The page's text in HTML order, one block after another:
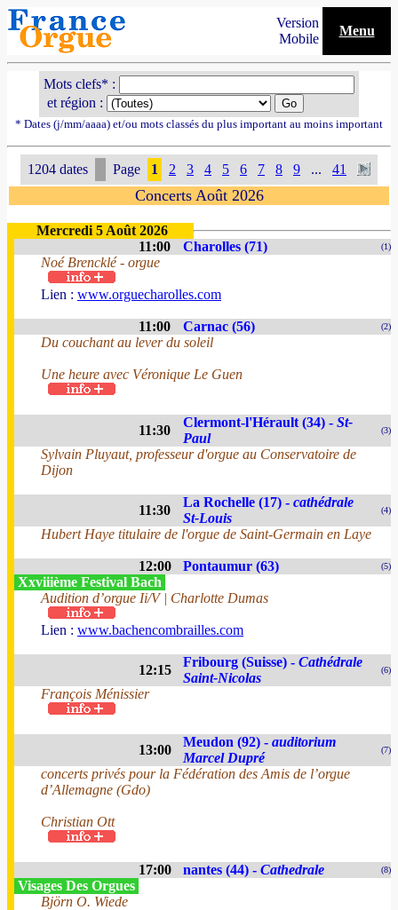
Version
Mobile
Menu
Mots clefs* :
et région :
* Dates (j/mm/aaaa) et/ou mots classés du plus important au moins important
1204 dates Page 1 2 3 4 5 6 7 8 9 ... 41
Concerts Août 2026
Mercredi 5 Août 2026
11:00
Charolles (71) (1)
Noé Brencklé - orgue
Lien : www.orguecharolles.com
11:00 Carnac (56) (2)
Du couchant au lever du soleil
Une heure avec Véronique Le Guen
11:30
Clermont-l'Hérault (34) - St-
Paul
(3)
Sylvain Pluyaut, professeur d'orgue au Conservatoire de
Dijon
11:30
La Rochelle (17) - cathédrale
St-Louis
(4)
Hubert Haye titulaire de l'orgue de Saint-Germain en Laye
12:00 Pontaumur (63) (5)
Xxviiième Festival Bach
Audition d’orgue Ii/V | Charlotte Dumas
Lien : www.bachencombrailles.com
12:15
Fribourg (Suisse) - Cathédrale
Saint-Nicolas
(6)
François Ménissier
13:00
Meudon (92) - auditorium
Marcel Dupré
(7)
concerts privés pour la Fédération des Amis de l’orgue
d’Allemagne (Gdo)
Christian Ott
17:00 nantes (44) - Cathedrale (8)
Visages Des Orgues
Björn O. Wiede